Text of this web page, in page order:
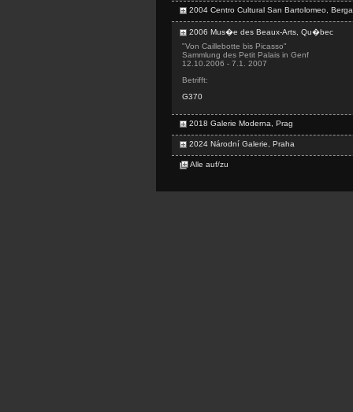
2004 Centro Cultural San Bartolomeo,
2006 Mus�e des Beaux-Arts, Qu�bec
"Von Caillebotte bis Picasso"
Sammlung des Petit Palais in Genf
12.10.2006 - 7.1. 2007
Betrifft:
G370
2018 Galerie Moderna, Prag
2024 Národní Galerie, Praha
Alle auf/zu